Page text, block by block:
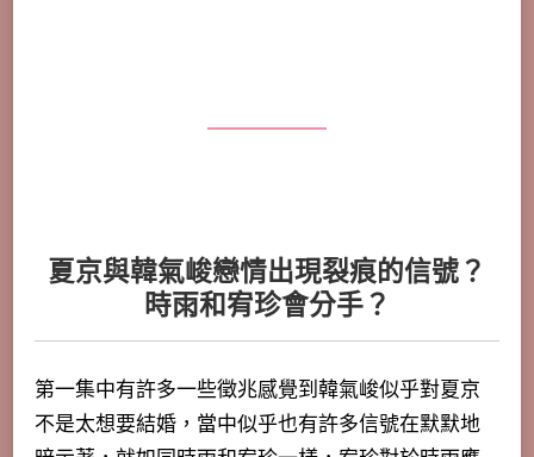
夏京與韓氣峻戀情出現裂痕的信號？
時雨和宥珍會分手？
第一集中有許多一些徵兆感覺到韓氣峻似乎對夏京
不是太想要結婚，當中似乎也有許多信號在默默地